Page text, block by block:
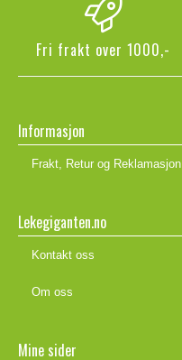
Fri frakt over 1000,-
Informasjon
Frakt, Retur og Reklamasjon
Lekegiganten.no
Kontakt oss
Om oss
Mine sider